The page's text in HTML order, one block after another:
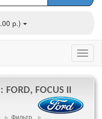
р.)
FOCUS II
► Фильтр ►